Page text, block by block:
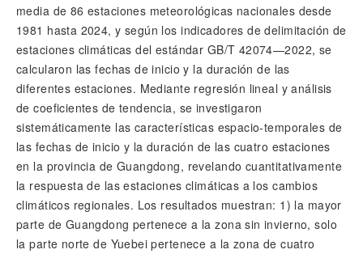
media de 86 estaciones meteorológicas nacionales desde
1981 hasta 2024, y según los indicadores de delimitación de
estaciones climáticas del estándar GB/T 42074—2022, se
calcularon las fechas de inicio y la duración de las
diferentes estaciones. Mediante regresión lineal y análisis
de coeficientes de tendencia, se investigaron
sistemáticamente las características espacio-temporales de
las fechas de inicio y la duración de las cuatro estaciones
en la provincia de Guangdong, revelando cuantitativamente
la respuesta de las estaciones climáticas a los cambios
climáticos regionales. Los resultados muestran: 1) la mayor
parte de Guangdong pertenece a la zona sin invierno, solo
la parte norte de Yuebei pertenece a la zona de cuatro